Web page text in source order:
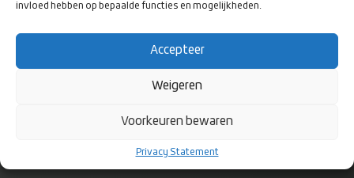
invloed hebben op bepaalde functies en mogelijkheden.
Accepteer
Weigeren
Voorkeuren bewaren
Privacy Statement
Bok de Korverweg 6